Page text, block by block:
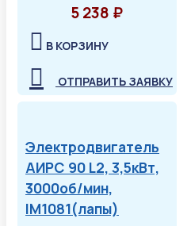
5 238 ₽
В КОРЗИНУ
ОТПРАВИТЬ ЗАЯВКУ
Электродвигатель
АИРС 90 L2, 3,5кВт,
3000об/мин,
IM1081(лапы)